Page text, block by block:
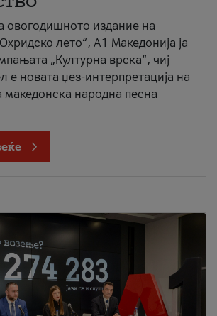
овогодишното издание на
лето“, А1 Македонија ја
„Културна врска“, чиј
е новата џез-интерпретација на
македонска народна песна